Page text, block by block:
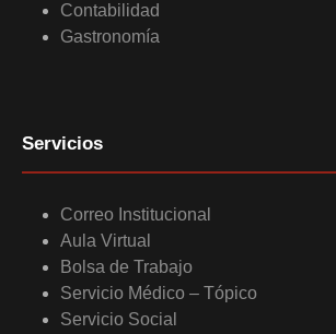
Contabilidad
Gastronomía
Servicios
Correo Institucional
Aula Virtual
Bolsa de Trabajo
Servicio Médico – Tópico
Servicio Social